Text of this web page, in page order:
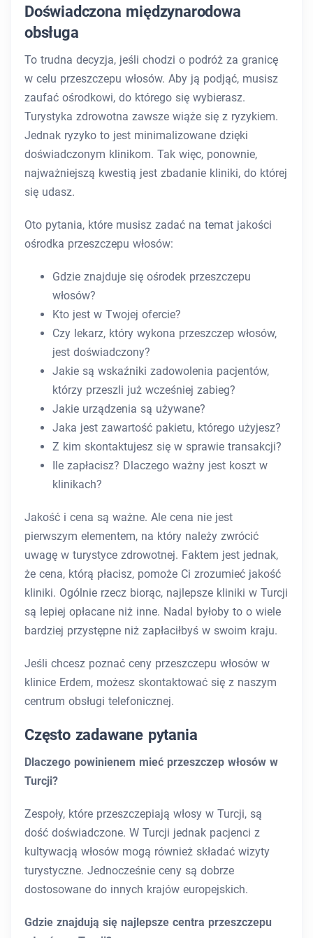
Doświadczona międzynarodowa
obsługa
To trudna decyzja, jeśli chodzi o podróż za granicę
w celu przeszczepu włosów. Aby ją podjąć, musisz
zaufać ośrodkowi, do którego się wybierasz.
Turystyka zdrowotna zawsze wiąże się z ryzykiem.
Jednak ryzyko to jest minimalizowane dzięki
doświadczonym klinikom. Tak więc, ponownie,
najważniejszą kwestią jest zbadanie kliniki, do której
się udasz.
Oto pytania, które musisz zadać na temat jakości
ośrodka przeszczepu włosów:
Gdzie znajduje się ośrodek przeszczepu
włosów?
Kto jest w Twojej ofercie?
Czy lekarz, który wykona przeszczep włosów,
jest doświadczony?
Jakie są wskaźniki zadowolenia pacjentów,
którzy przeszli już wcześniej zabieg?
Jakie urządzenia są używane?
Jaka jest zawartość pakietu, którego użyjesz?
Z kim skontaktujesz się w sprawie transakcji?
Ile zapłacisz? Dlaczego ważny jest koszt w
klinikach?
Jakość i cena są ważne. Ale cena nie jest
pierwszym elementem, na który należy zwrócić
uwagę w turystyce zdrowotnej. Faktem jest jednak,
że cena, którą płacisz, pomoże Ci zrozumieć jakość
kliniki. Ogólnie rzecz biorąc, najlepsze kliniki w Turcji
są lepiej opłacane niż inne. Nadal byłoby to o wiele
bardziej przystępne niż zapłaciłbyś w swoim kraju.
Jeśli chcesz poznać ceny przeszczepu włosów w
klinice Erdem, możesz skontaktować się z naszym
centrum obsługi telefonicznej.
Często zadawane pytania
Dlaczego powinienem mieć przeszczep włosów w
Turcji?
Zespoły, które przeszczepiają włosy w Turcji, są
dość doświadczone. W Turcji jednak pacjenci z
kultywacją włosów mogą również składać wizyty
turystyczne. Jednocześnie ceny są dobrze
dostosowane do innych krajów europejskich.
Gdzie znajdują się najlepsze centra przeszczepu